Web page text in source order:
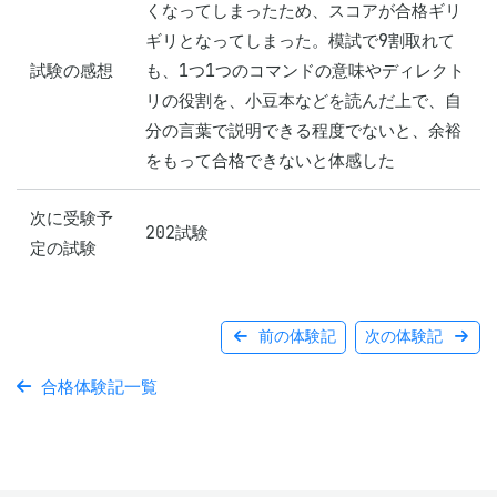
試験の感想
くなってしまったため、スコアが合格ギリ
ギリとなってしまった。模試で9割取れて
も、1つ1つのコマンドの意味やディレクト
リの役割を、小豆本などを読んだ上で、自
分の言葉で説明できる程度でないと、余裕
をもって合格できないと体感した
次に受験予
定の試験
202試験
前の体験記 次の体験記
合格体験記一覧